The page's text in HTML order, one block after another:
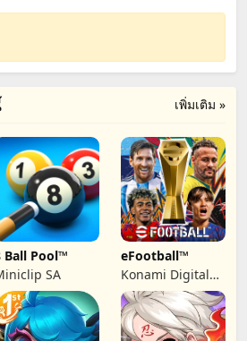
เพิ่มเติม »
Ball Pool™
SA
eFootball™
Konami Digital
Entertainment
Co., Ltd.